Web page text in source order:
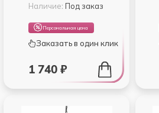
Наличие: Под заказ
Персональная цена
Заказать в один клик
1 740 ₽